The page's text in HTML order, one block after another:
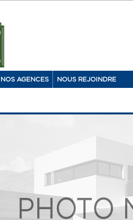
NOS AGENCES NOUS REJOINDRE